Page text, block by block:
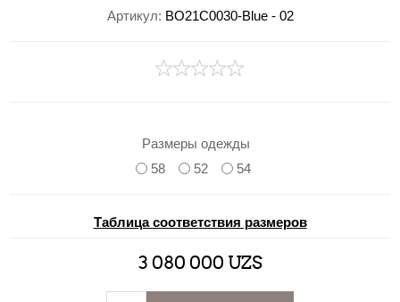
Артикул: BO21C0030-Blue - 02
Размеры одежды
58
52 54
Таблица соответствия размеров
3 080 000 UZS